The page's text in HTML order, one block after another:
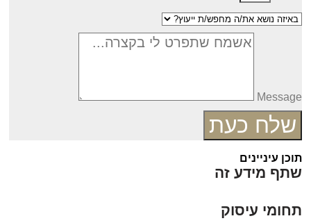
שלח כעת
עיניינים
מידע זה
עיסוק